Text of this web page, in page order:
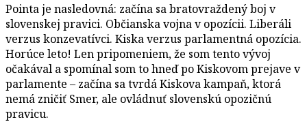
Pointa je nasledovná: začína sa bratovraždený boj v
slovenskej pravici. Občianska vojna v opozícii. Liberáli
verzus konzevatívci. Kiska verzus parlamentná opozícia.
Horúce leto! Len pripomeniem, že som tento vývoj
očakával a spomínal som to hneď po Kiskovom prejave v
parlamente – začína sa tvrdá Kiskova kampaň, ktorá
nemá zničiť Smer, ale ovládnuť slovenskú opozičnú
pravicu.